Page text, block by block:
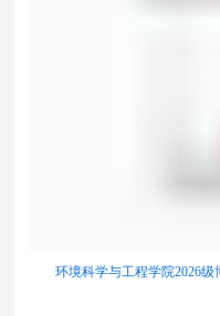
环境科学与工程学院2026